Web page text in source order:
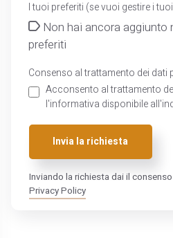
I tuoi preferiti (se vuoi gestire i
Non hai ancora aggiunto
preferiti
Consenso al trattamento dei dati
Acconsento al trattamento
l'informativa disponibile
Invia la richiesta
Inviando la richiesta dai il
Privacy Policy